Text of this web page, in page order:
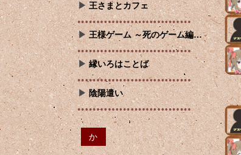
王さまとカフェ
王様ゲーム ～死のゲーム編…
縁いろはことば
陰陽遣い
か